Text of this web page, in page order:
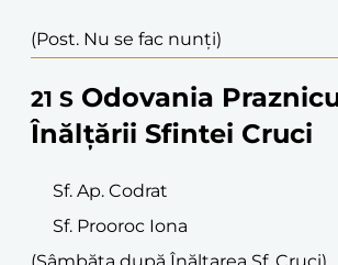
(Post. Nu se fac nunți)
21 S Odovania
Înălțării Sfintei Cruci
Sf. Ap. Codrat
Sf. Prooroc Iona